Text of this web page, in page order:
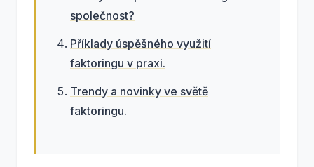
společnost?
Příklady úspěšného využití
faktoringu v praxi.
Trendy a novinky ve světě
faktoringu.